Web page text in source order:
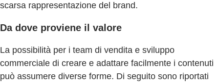
scarsa rappresentazione del brand.
Da dove proviene il valore
La possibilità per i team di vendita e sviluppo
commerciale di creare e adattare facilmente i contenuti
può assumere diverse forme. Di seguito sono riportati